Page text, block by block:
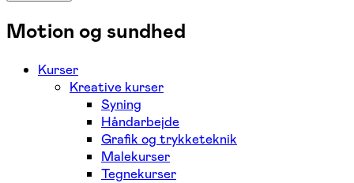
Motion og sundhed
Kurser
Kreative kurser
Syning
Håndarbejde
Grafik og trykketeknik
Malekurser
Tegnekurser